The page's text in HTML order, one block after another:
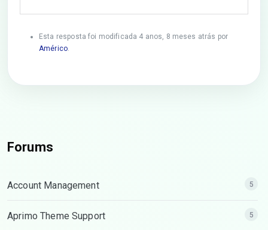
Esta resposta foi modificada 4 anos, 8 meses atrás por
Américo.
Forums
Account Management 5
Aprimo Theme Support 5